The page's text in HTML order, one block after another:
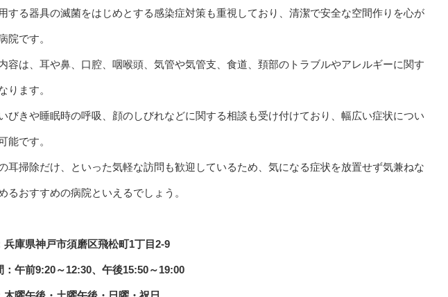
する器具の滅菌をはじめとする感染症対策も重視しており、清潔で安全な空間作りを心が
院です。
容は、耳や鼻、口腔、咽喉頭、気管や気管支、食道、頚部のトラブルやアレルギーに関す
ります。
びきや睡眠時の呼吸、顔のしびれなどに関する相談も受け付けており、幅広い症状につい
能です。
耳掃除だけ、といった気軽な訪問も歓迎しているため、気になる症状を放置せず気兼ねな
るおすすめの病院といえるでしょう。
兵庫県神戸市須磨区飛松町1丁目2-9
：午前9:20～12:30、午後15:50～19:00